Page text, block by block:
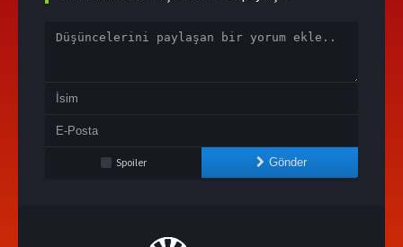
Spoiler Gönder